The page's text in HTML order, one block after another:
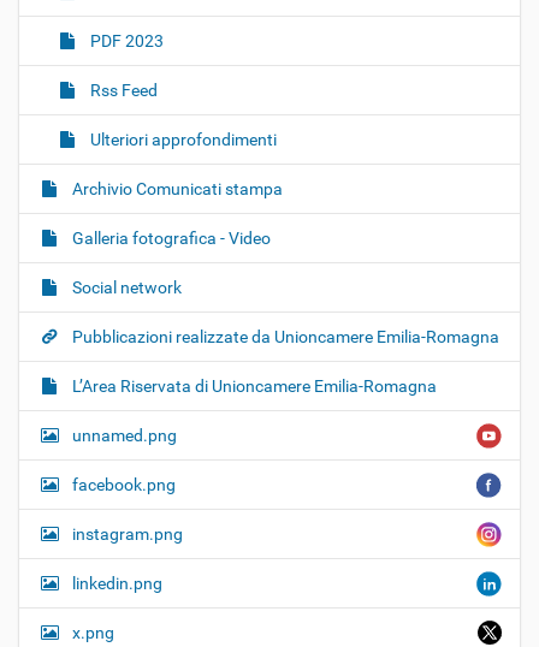
PDF 2023
Rss Feed
Ulteriori approfondimenti
Archivio Comunicati stampa
Galleria fotografica - Video
Social network
Pubblicazioni realizzate da Unioncamere Emilia-Romagna
L’Area Riservata di Unioncamere Emilia-Romagna
unnamed.png
facebook.png
instagram.png
linkedin.png
x.png